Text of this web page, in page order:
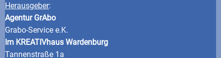
Herausgeber:
Agentur GrAbo
Grabo-Service e.K.
Im KREATIVhaus Wardenburg
Tannenstraße 1a